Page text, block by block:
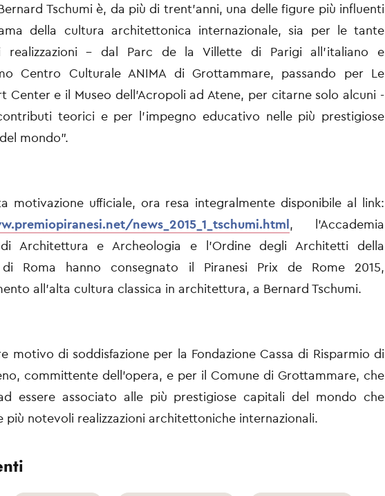
Tschumi è, da più di trent’anni, una delle figure più influenti
della cultura architettonica internazionale, sia per le tante
realizzazioni - dal Parc de la Villette di Parigi all’italiano e
Centro Culturale ANIMA di Grottammare, passando per Le
Center e il Museo dell’Acropoli ad Atene, per citarne solo alcuni -
teorici e per l’impegno educativo nelle più prestigiose
mondo”.
motivazione ufficiale, ora resa integralmente disponibile al link:
news_2015_1_tschumi.html, l’Accademia
Architettura e Archeologia e l’Ordine degli Architetti della
di Roma hanno consegnato il Piranesi Prix de Rome 2015,
all’alta cultura classica in architettura, a Bernard Tschumi.
motivo di soddisfazione per la Fondazione Cassa di Risparmio di
committente dell’opera, e per il Comune di Grottammare, che
essere associato alle più prestigiose capitali del mondo che
più notevoli realizzazioni architettoniche internazionali.